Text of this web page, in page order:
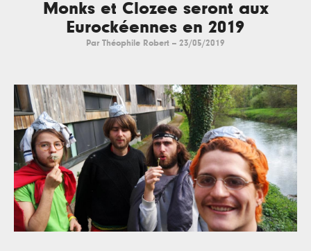
Monks et Clozee seront aux
Eurockéennes en 2019
Par Théophile Robert -- 23/05/2019